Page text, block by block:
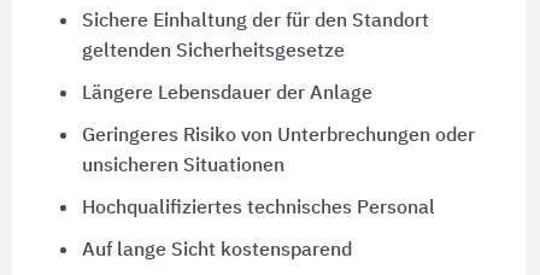
Sichere Einhaltung der für den Standort
geltenden Sicherheitsgesetze
Längere Lebensdauer der Anlage
Geringeres Risiko von Unterbrechungen oder
unsicheren Situationen
Hochqualifiziertes technisches Personal
Auf lange Sicht kostensparend